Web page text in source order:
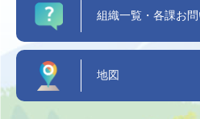
組織一覧・各課お
地図